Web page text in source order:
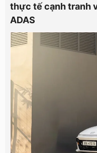
thực tế cạnh tranh
ADAS